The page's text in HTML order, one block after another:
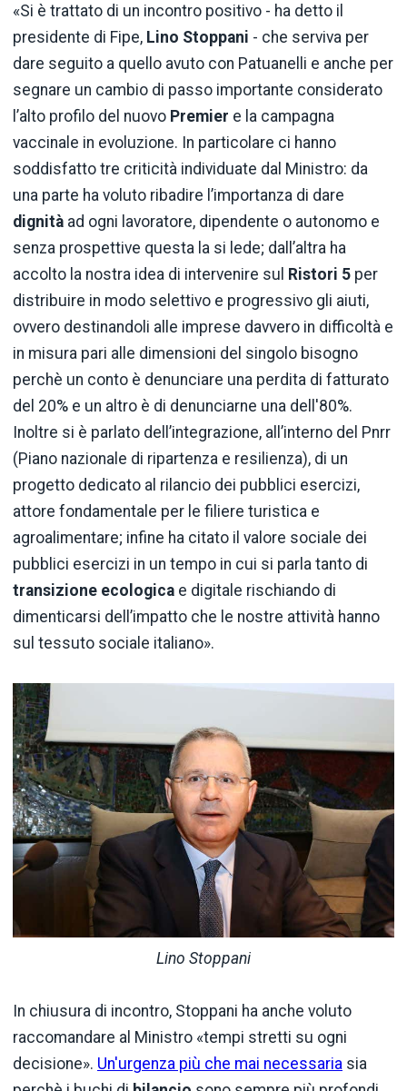
«Si è trattato di un incontro positivo - ha detto il
presidente di Fipe, Lino Stoppani - che serviva per
dare seguito a quello avuto con Patuanelli e anche per
segnare un cambio di passo importante considerato
l’alto profilo del nuovo Premier e la campagna
vaccinale in evoluzione. In particolare ci hanno
soddisfatto tre criticità individuate dal Ministro: da
una parte ha voluto ribadire l’importanza di dare
dignità ad ogni lavoratore, dipendente o autonomo e
senza prospettive questa la si lede; dall’altra ha
accolto la nostra idea di intervenire sul Ristori 5 per
distribuire in modo selettivo e progressivo gli aiuti,
ovvero destinandoli alle imprese davvero in difficoltà e
in misura pari alle dimensioni del singolo bisogno
perchè un conto è denunciare una perdita di fatturato
del 20% e un altro è di denunciarne una dell'80%.
Inoltre si è parlato dell’integrazione, all’interno del Pnrr
(Piano nazionale di ripartenza e resilienza), di un
progetto dedicato al rilancio dei pubblici esercizi,
attore fondamentale per le filiere turistica e
agroalimentare; infine ha citato il valore sociale dei
pubblici esercizi in un tempo in cui si parla tanto di
transizione ecologica e digitale rischiando di
dimenticarsi dell’impatto che le nostre attività hanno
sul tessuto sociale italiano».
Lino Stoppani
In chiusura di incontro, Stoppani ha anche voluto
raccomandare al Ministro «tempi stretti su ogni
decisione». Un'urgenza più che mai necessaria sia